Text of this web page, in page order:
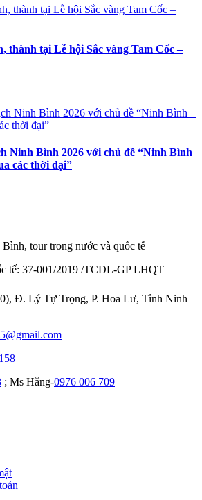
thành tại Lễ hội Sắc vàng Tam Cốc –
Ninh Bình 2026 với chủ đề “Ninh Bình
các thời đại”
tour trong nước và quốc tế
tế: 37-001/2019 /TCDL-GP LHQT
Đ. Lý Tự Trọng, P. Hoa Lư, Tỉnh Ninh
; Ms Hằng-0976 006 709